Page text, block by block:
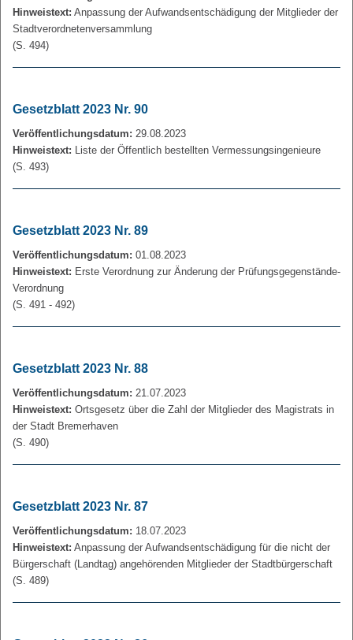
Hinweistext: Anpassung der Aufwandsentschädigung der Mitglieder der
Stadtverordnetenversammlung
(S. 494)
Gesetzblatt 2023 Nr. 90
Veröffentlichungsdatum: 29.08.2023
Hinweistext: Liste der Öffentlich bestellten Vermessungsingenieure
(S. 493)
Gesetzblatt 2023 Nr. 89
Veröffentlichungsdatum: 01.08.2023
Hinweistext: Erste Verordnung zur Änderung der Prüfungsgegenstände-
Verordnung
(S. 491 - 492)
Gesetzblatt 2023 Nr. 88
Veröffentlichungsdatum: 21.07.2023
Hinweistext: Ortsgesetz über die Zahl der Mitglieder des Magistrats in
der Stadt Bremerhaven
(S. 490)
Gesetzblatt 2023 Nr. 87
Veröffentlichungsdatum: 18.07.2023
Hinweistext: Anpassung der Aufwandsentschädigung für die nicht der
Bürgerschaft (Landtag) angehörenden Mitglieder der Stadtbürgerschaft
(S. 489)